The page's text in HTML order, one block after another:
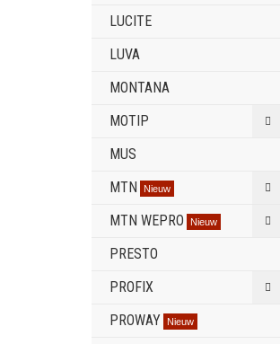
LUCITE
LUVA
MONTANA
MOTIP
MUS
MTN
Nieuw
MTN WEPRO Nieuw
PRESTO
PROFIX
PROWAY Nieuw